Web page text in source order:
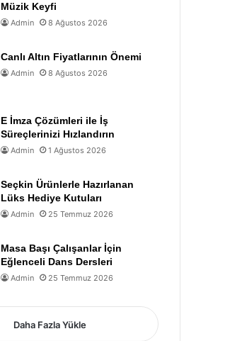
Müzik Keyfi
Admin 8 Ağustos 2026
Canlı Altın Fiyatlarının Önemi
Admin 8 Ağustos 2026
E İmza Çözümleri ile İş
Süreçlerinizi Hızlandırın
Admin 1 Ağustos 2026
Seçkin Ürünlerle Hazırlanan
Lüks Hediye Kutuları
Admin 25 Temmuz 2026
Masa Başı Çalışanlar İçin
Eğlenceli Dans Dersleri
Admin 25 Temmuz 2026
Daha Fazla Yükle